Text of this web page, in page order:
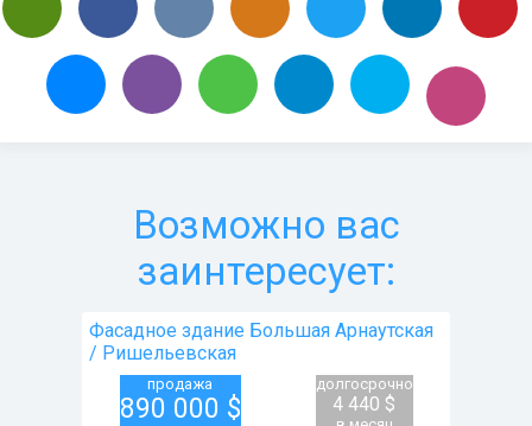
Возможно вас
заинтересует:
Фасадное здание Большая Арнаутская
/ Ришельевская
продажа
890 000 $
долгосрочно
4 440 $